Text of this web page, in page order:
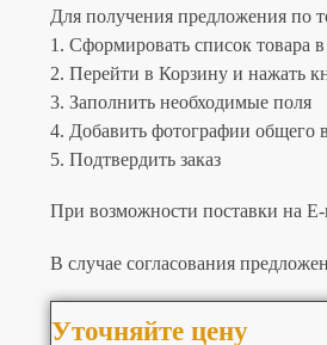
Для получения предложения по
1. Сформировать список товара
2. Перейти в Корзину и нажать
3. Заполнить необходимые поля
4. Добавить фотографии общего
5. Подтвердить заказ
При возможности поставки на E-
В случае согласования
Уточняйте цену